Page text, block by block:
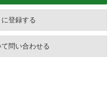
登録する
問い合わせる